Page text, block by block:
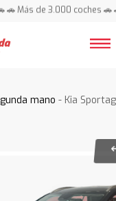
🚗 Más de 3.000 coches 🚗
mano - Kia